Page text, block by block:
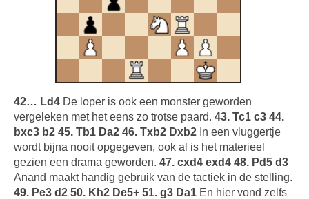
42… Ld4 De loper is ook een monster geworden
vergeleken met het eens zo trotse paard. 43. Tc1 c3 44.
bxc3 b2 45. Tb1 Da2 46. Txb2 Dxb2 In een vluggertje
wordt bijna nooit opgegeven, ook al is het materieel
gezien een drama geworden. 47. cxd4 exd4 48. Pd5 d3
Anand maakt handig gebruik van de tactiek in de stelling.
49. Pe3 d2 50. Kh2 De5+ 51. g3 Da1 En hier vond zelfs